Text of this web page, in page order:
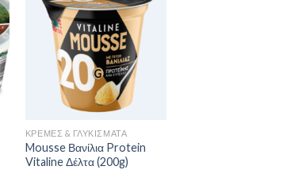
ΚΡΈΜΕΣ & ΓΛΥΚΊΣΜΑΤΑ
Mousse Βανίλια Protein
Vitaline Δέλτα (200g)